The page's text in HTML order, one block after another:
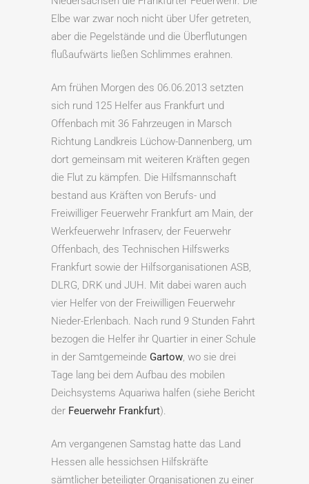
Elbe war zwar noch nicht über Ufer getreten,
aber die Pegelstände und die Überflutungen
flußaufwärts ließen Schlimmes erahnen.
Am frühen Morgen des 06.06.2013 setzten
sich rund 125 Helfer aus Frankfurt und
Offenbach mit 36 Fahrzeugen in Marsch
Richtung Landkreis Lüchow-Dannenberg, um
dort gemeinsam mit weiteren Kräften gegen
die Flut zu kämpfen. Die Hilfsmannschaft
bestand aus Kräften von Berufs- und
Freiwilliger Feuerwehr Frankfurt am Main, der
Werkfeuerwehr Infraserv, der Feuerwehr
Offenbach, des Technischen Hilfswerks
Frankfurt sowie der Hilfsorganisationen ASB,
DLRG, DRK und JUH. Mit dabei waren auch
vier Helfer von der Freiwilligen Feuerwehr
Nieder-Erlenbach. Nach rund 9 Stunden Fahrt
bezogen die Helfer ihr Quartier in einer Schule
in der Samtgemeinde Gartow, wo sie drei
Tage lang bei dem Aufbau des mobilen
Deichsystems Aquariwa halfen (siehe Bericht
der Feuerwehr Frankfurt).
Am vergangenen Samstag hatte das Land
Hessen alle hessichsen Hilfskräfte
sämtlicher beteiligter Organisationen zu einer